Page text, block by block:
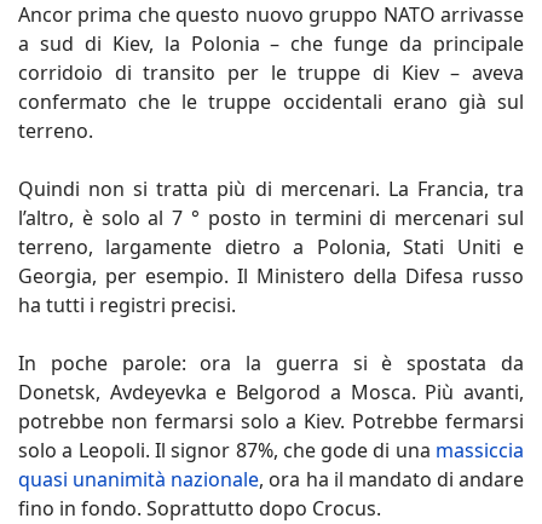
Ancor prima che questo nuovo gruppo NATO arrivasse
a sud di Kiev, la Polonia – che funge da principale
corridoio di transito per le truppe di Kiev – aveva
confermato che le truppe occidentali erano già sul
terreno.
Quindi non si tratta più di mercenari. La Francia, tra
l’altro, è solo al 7 ° posto in termini di mercenari sul
terreno, largamente dietro a Polonia, Stati Uniti e
Georgia, per esempio. Il Ministero della Difesa russo
ha tutti i registri precisi.
In poche parole: ora la guerra si è spostata da
Donetsk, Avdeyevka e Belgorod a Mosca. Più avanti,
potrebbe non fermarsi solo a Kiev. Potrebbe fermarsi
solo a Leopoli. Il signor 87%, che gode di una massiccia
quasi unanimità nazionale, ora ha il mandato di andare
fino in fondo. Soprattutto dopo Crocus.